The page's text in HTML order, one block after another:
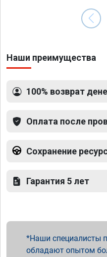
Наши преимущества
100% возврат
Оплата после
Сохранение
Гарантия 5 лет
Наши специалисты
обладают опытом